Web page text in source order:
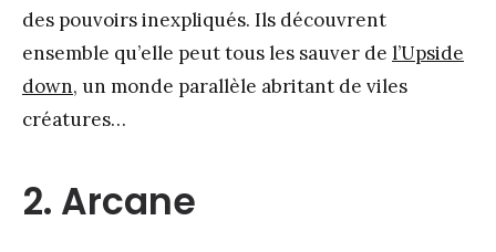
des pouvoirs inexpliqués. Ils découvrent
ensemble qu’elle peut tous les sauver de l’Upside
down, un monde parallèle abritant de viles
créatures…
2. Arcane